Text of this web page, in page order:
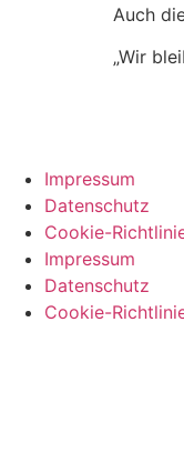
Auch
„Wir
Impressum
Datenschutz
Cookie-
Impressum
Datenschutz
Cookie-